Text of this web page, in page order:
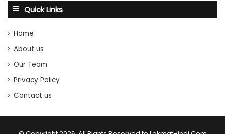
Quick Links
Home
About us
Our Team
Privacy Policy
Contact us